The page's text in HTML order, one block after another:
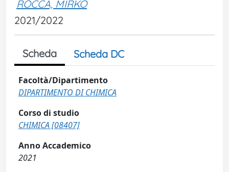
ROCCA, MIRKO
2021/2022
Scheda Scheda DC
Facoltà/Dipartimento
DIPARTIMENTO DI CHIMICA
Corso di studio
CHIMICA [08407]
Anno Accademico
2021